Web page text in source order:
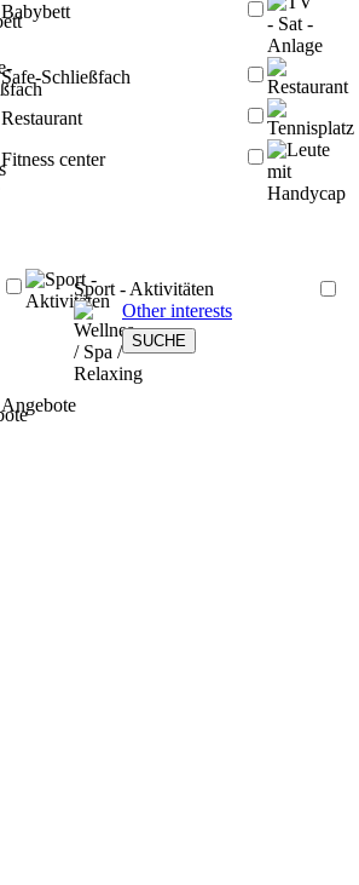
Babybett
Safe-Schließfach
Restaurant
Fitness center
Sport - Aktivitäten
Angebote
Other interests